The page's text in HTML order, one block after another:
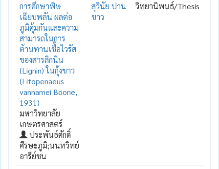
การศึกษาพิษ
เฉียบพลัน ผลต่อ
ภูมิคุ้มกันและความ
สามารถในการ
ต้านทานเชื้อไวรัส
ของสารลิกนิน
(Lignin) ในกุ้งขาว
(Litopenaeus
vannamei Boone,
1931)
มหาวิทยาลัย
เกษตรศาสตร์
ประพันธ์ศักดิ์
ศีรษะภูมิ;นนทวิทย์
อารีย์ชน
สุวินัย ปาน
ขาว
วิทยานิพนธ์/Thesis